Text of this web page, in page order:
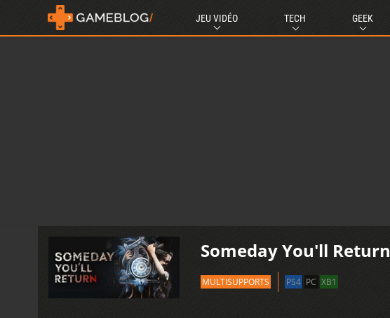
JEU VIDÉO TECH GEEK
Someday You'll Return
MULTISUPPORTS PS4 PC XB1